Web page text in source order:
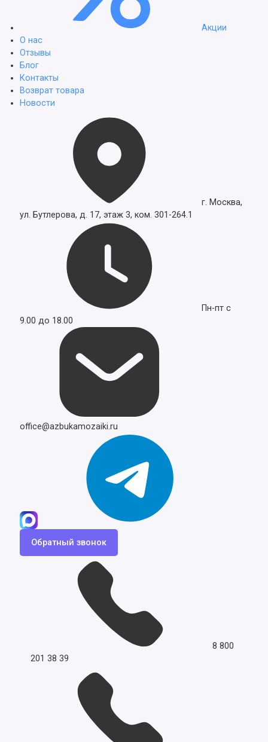
Акции
О нас
Отзывы
Блог
Контакты
Возврат товара
Новости
г. Москва,
ул. Бутлерова, д. 17, этаж 3, ком. 301-264.1
Пн-пт с
9.00 до 18.00
office@azbukamozaiki.ru
Обратный звонок
8 800
201 38 39